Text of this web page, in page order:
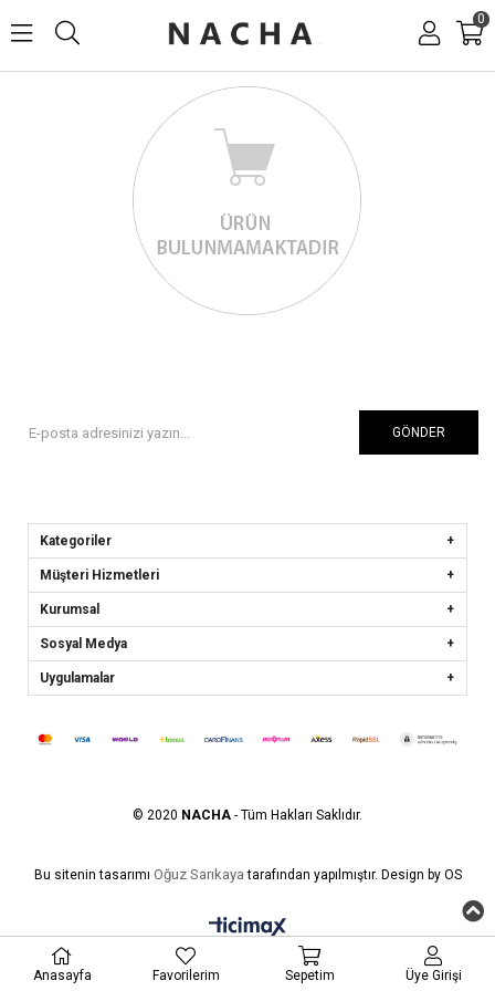
0
GÖNDER
Kategoriler
Müşteri Hizmetleri
Kurumsal
Sosyal Medya
Uygulamalar
© 2020 NACHA - Tüm Hakları Saklıdır.
Bu sitenin tasarımı Oğuz Sarıkaya tarafından yapılmıştır. Design by OS
Anasayfa Favorilerim Sepetim Üye Girişi